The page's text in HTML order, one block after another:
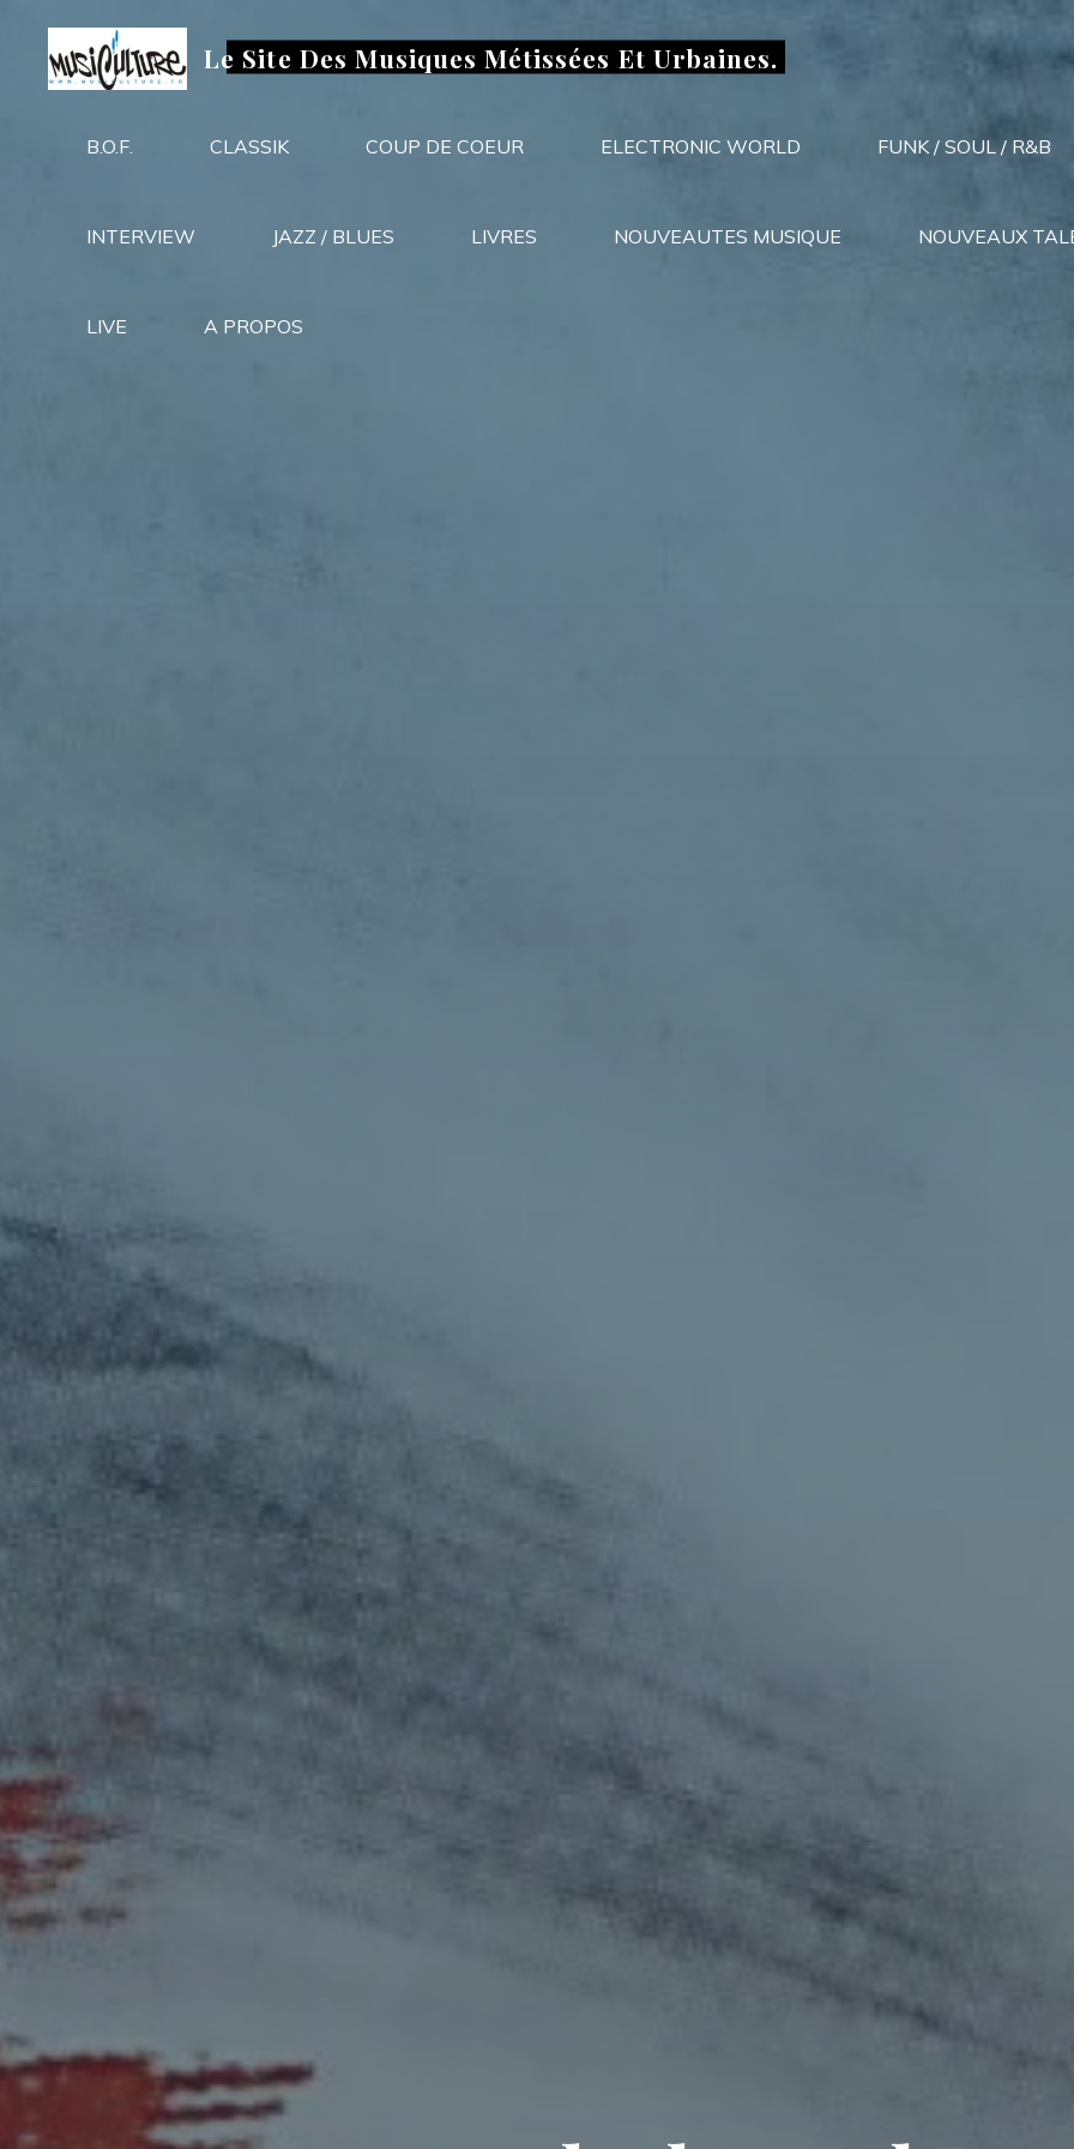
contenu
Le Site Des Musiques Métissées Et Urbaines.
B.O.F. CLASSIK COUP DE COEUR ELECTRONIC WORLD FUNK / SOUL / R&B
INTERVIEW JAZZ / BLUES LIVRES NOUVEAUTES MUSIQUE NOUVEAUX
LIVE A PROPOS